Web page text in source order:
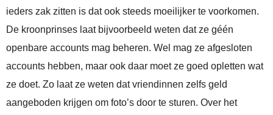
ieders zak zitten is dat ook steeds moeilijker te voorkomen.
De kroonprinses laat bijvoorbeeld weten dat ze géén
openbare accounts mag beheren. Wel mag ze afgesloten
accounts hebben, maar ook daar moet ze goed opletten wat
ze doet. Zo laat ze weten dat vriendinnen zelfs geld
aangeboden krijgen om foto’s door te sturen. Over het